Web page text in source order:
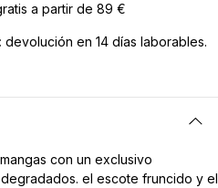
a partir de 89 €
devolución en 14 días laborables.
con un exclusivo
el escote fruncido y el